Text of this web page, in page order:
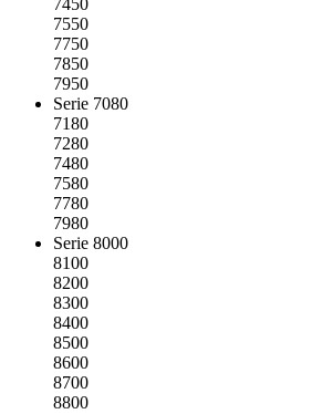
7450
7550
7750
7850
7950
Serie 7080
7180
7280
7480
7580
7780
7980
Serie 8000
8100
8200
8300
8400
8500
8600
8700
8800